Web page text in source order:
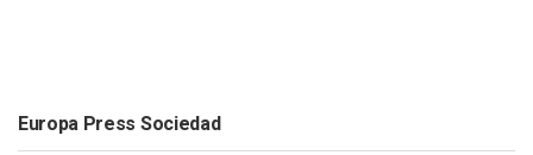
Europa Press Sociedad